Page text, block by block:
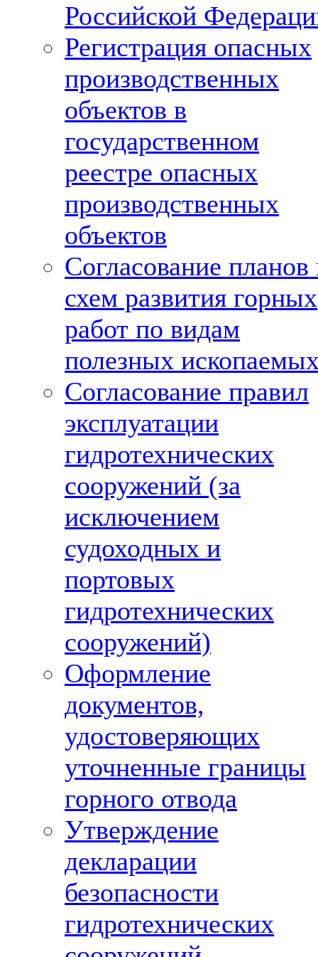
Российской
Регистрация опасных
производственных
объектов в
государственном
реестре опасных
производственных
объектов
Согласование планов
схем развития горных
работ по видам
полезных
Согласование правил
эксплуатации
гидротехнических
сооружений (за
исключением
судоходных и
портовых
гидротехнических
сооружений)
Оформление
документов,
удостоверяющих
уточненные границы
горного отвода
Утверждение
декларации
безопасности
гидротехнических